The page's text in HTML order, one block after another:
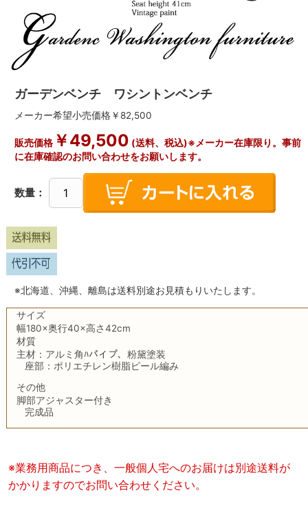
ガーデンベンチ ワシントンベンチ
メーカー希望小売価格￥82,500
販売価格￥49,500 (送料、税込)※メーカー在庫限り。事前
に在庫確認のお問い合わせをお願いします。
数量：
※北海道、沖縄、離島は送料別途お見積もりいたします。
サイズ
幅180×奥行40×高さ42cm
材質
主材：アルミ角ﾊパイプ、粉黛塗装
座部：ポリエチレン樹脂ピール編み
その他
脚部アジャスター付き
完成品
※業務用商品につき、一般個人宅へのお届けは別途送料が
かかりますのでお問い合わせください。